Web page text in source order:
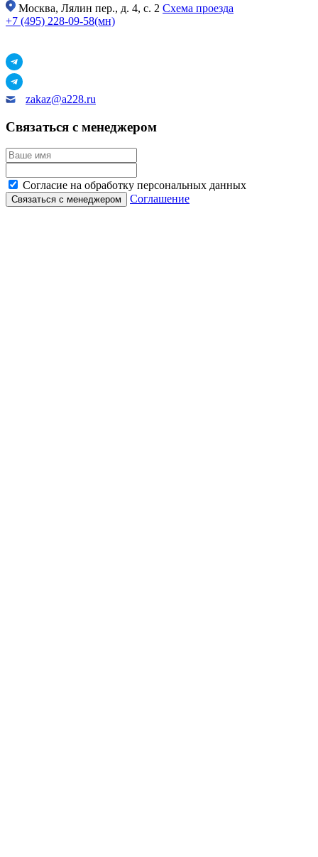
Москва, Лялин пер., д. 4, с. 2 Схема проезда
+7 (495) 228-09-58(мн)
zakaz@a228.ru
Связаться с менеджером
Согласие на обработку персональных данных
Соглашение